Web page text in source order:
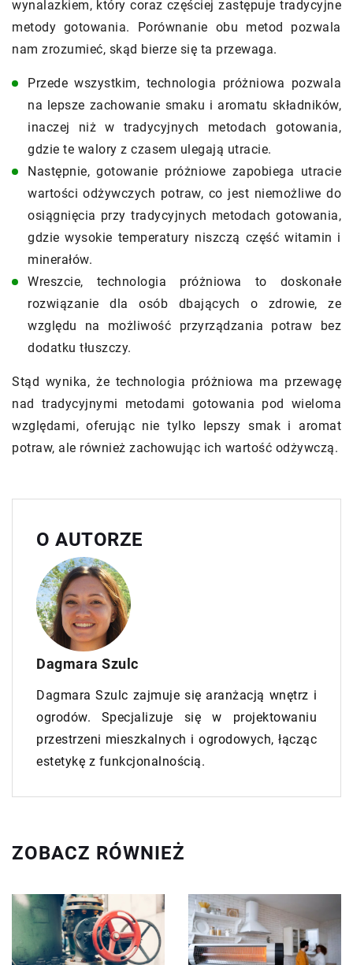
wynalazkiem, który coraz częściej zastępuje tradycyjne
metody gotowania. Porównanie obu metod pozwala
nam zrozumieć, skąd bierze się ta przewaga.
Przede wszystkim, technologia próżniowa pozwala
na lepsze zachowanie smaku i aromatu składników,
inaczej niż w tradycyjnych metodach gotowania,
gdzie te walory z czasem ulegają utracie.
Następnie, gotowanie próżniowe zapobiega utracie
wartości odżywczych potraw, co jest niemożliwe do
osiągnięcia przy tradycyjnych metodach gotowania,
gdzie wysokie temperatury niszczą część witamin i
minerałów.
Wreszcie, technologia próżniowa to doskonałe
rozwiązanie dla osób dbających o zdrowie, ze
względu na możliwość przyrządzania potraw bez
dodatku tłuszczy.
Stąd wynika, że technologia próżniowa ma przewagę
nad tradycyjnymi metodami gotowania pod wieloma
względami, oferując nie tylko lepszy smak i aromat
potraw, ale również zachowując ich wartość odżywczą.
O AUTORZE
Dagmara Szulc
Dagmara Szulc zajmuje się aranżacją wnętrz i
ogrodów. Specjalizuje się w projektowaniu
przestrzeni mieszkalnych i ogrodowych, łącząc
estetykę z funkcjonalnością.
ZOBACZ RÓWNIEŻ